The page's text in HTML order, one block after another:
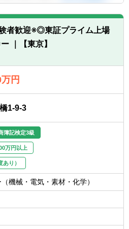
KPI設計、財務戦略といった 企業成
つくる領域を一気通貫で担当でき
リアとして極めて希少性の高いス
が身につきます。
と誇りを持てる環境です。
動く「高成長マインドの若手」を
ネジメント
バーは、会社が掲げる「やる気の
広く受け入れ、結果に報いる」とい
ャーに共鳴して集まった、圧倒的に
高い若手ばかりです。 指示を待つ
ではなく、自主的に勉強に励む彼
織全体の専門性・貢献力UP」を推
ダーシップを実践・磨くことがで
した分だけ正当に評価。社歴や年
切なし
排除しています。あなたが課を率
アップデートし、結果を出せば、
子会社の経理責任者」へとステッ
者歓迎※◎東証プライム上場
｜【東京】
円
1-9-3
簿記検定3級
万円以上
り）
（機械・電気・素材・化学）